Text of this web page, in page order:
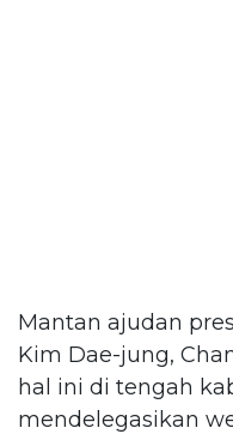
Mantan ajudan
Kim Dae-jung,
hal ini di tengah
mendelegasikan